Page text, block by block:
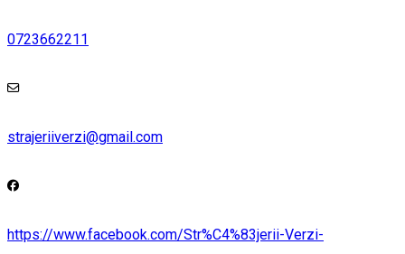
0723662211
strajeriiverzi@gmail.com
https://www.facebook.com/Str%C4%83jerii-Verzi-